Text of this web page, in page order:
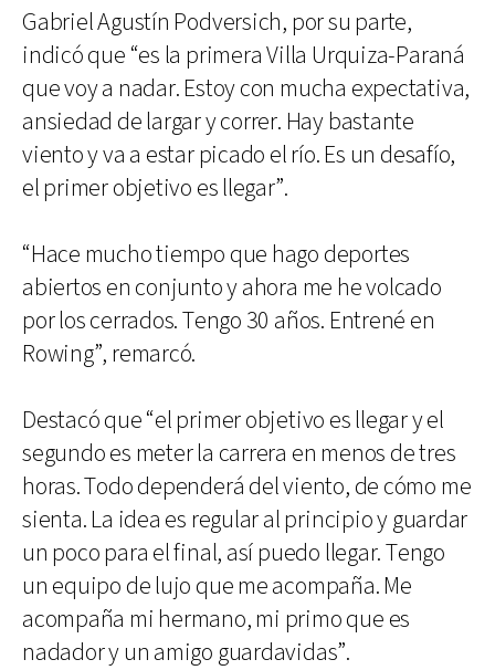
Gabriel Agustín Podversich, por su parte,
indicó que “es la primera Villa Urquiza-Paraná
que voy a nadar. Estoy con mucha expectativa,
ansiedad de largar y correr. Hay bastante
viento y va a estar picado el río. Es un desafío,
el primer objetivo es llegar”.
“Hace mucho tiempo que hago deportes
abiertos en conjunto y ahora me he volcado
por los cerrados. Tengo 30 años. Entrené en
Rowing”, remarcó.
Destacó que “el primer objetivo es llegar y el
segundo es meter la carrera en menos de tres
horas. Todo dependerá del viento, de cómo me
sienta. La idea es regular al principio y guardar
un poco para el final, así puedo llegar. Tengo
un equipo de lujo que me acompaña. Me
acompaña mi hermano, mi primo que es
nadador y un amigo guardavidas”.